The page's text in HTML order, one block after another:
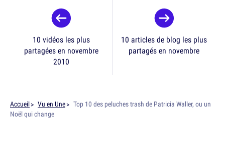
10 vidéos les plus
partagées en novembre
2010
10 articles de blog les plus
partagés en novembre
Accueil Vu en Une
Top 10 des peluches trash de Patricia Waller, ou un
Noël qui change